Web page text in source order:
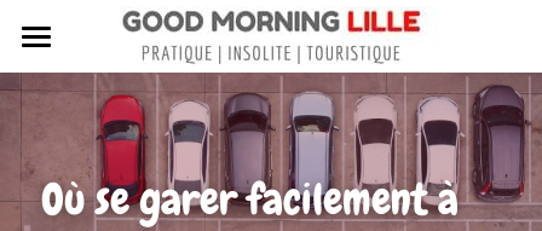
Tous nos articles
Sortir à Lille
Lille de A à Z
Où se garer facilement à